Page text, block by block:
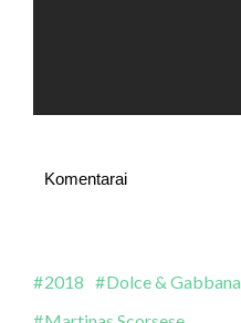
Komentarai
2018 Dolce & Gabbana